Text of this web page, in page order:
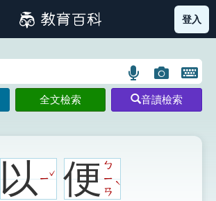
筆畫索引圖示 部首索引表圖示
登入
語
言
搜
圖
片
搜
開
鍵
圖
全文檢索 音讀檢索
以ㄧ
ˇ 便ㄅ
ㄧ
ㄢ
ˋ